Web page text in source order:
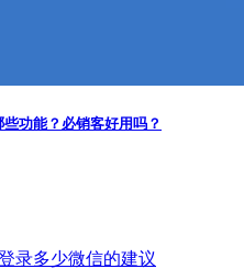
功能？必销客好用吗？